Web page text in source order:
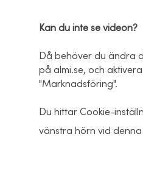
Kan du inte se videon?
Då behöver du ändra
på almi.se, och
"Marknadsföring".
Du hittar Cookie-
vänstra hörn vid denna